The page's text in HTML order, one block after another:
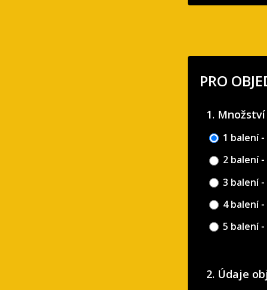
PRO
1. Množství
1 balení -
2 balení -
3 balení -
4 balení -
5 balení -
2. Údaje